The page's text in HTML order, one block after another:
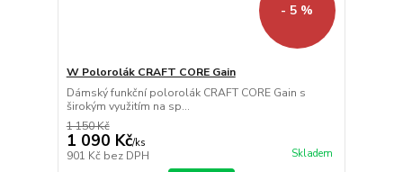
- 5 %
W Polorolák CRAFT CORE Gain
Dámský funkční polorolák CRAFT CORE Gain s
širokým využitím na sp...
1 150 Kč
1 090 Kč/ks
901 Kč bez DPH Skladem